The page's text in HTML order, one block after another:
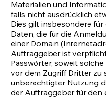
Materialien und
falls nicht ausdrücklich
Dies gilt insbesondere
Daten, die für die
einer Domain
Auftraggeber ist
Passwörter, soweit
vor dem Zugriff Dritter zu
unberechtigter Nutzung
der Auftraggeber für den